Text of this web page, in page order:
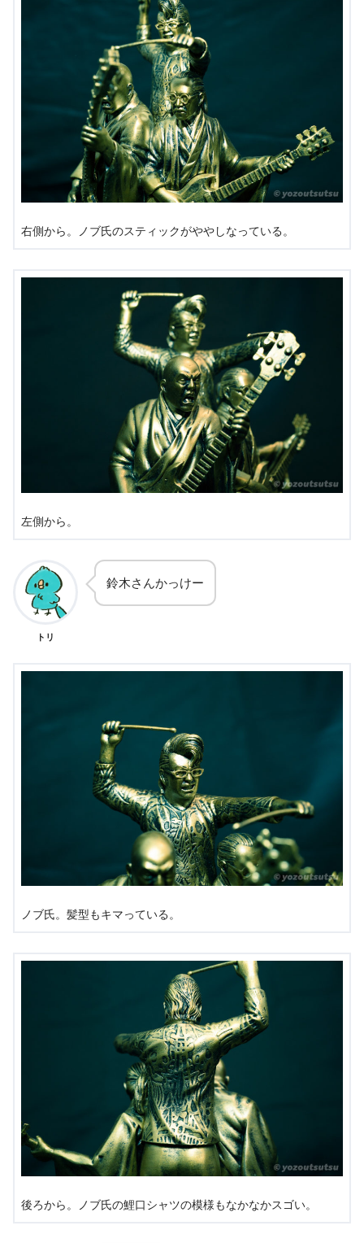
右側から。ノブ氏のスティックがややしなっている。
左側から。
トリ
鈴木さんかっけー
ノブ氏。髪型もキマっている。
後ろから。ノブ氏の鯉口シャツの模様もなかなかスゴい。